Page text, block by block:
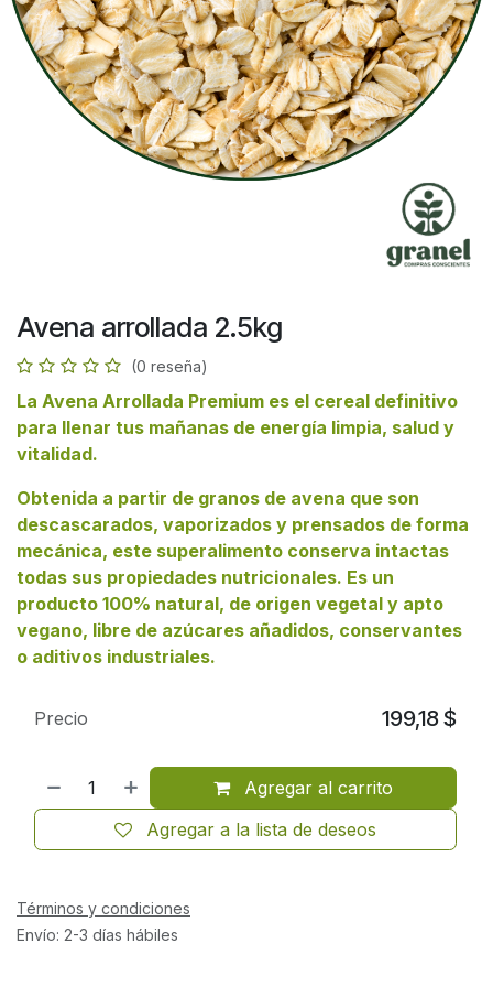
Avena arrollada 2.5kg
(0 reseña)
La Avena Arrollada Premium es el cereal definitivo
para llenar tus mañanas de energía limpia, salud y
vitalidad.
Obtenida a partir de granos de avena que son
descascarados, vaporizados y prensados de forma
mecánica, este superalimento conserva intactas
todas sus propiedades nutricionales. Es un
producto 100% natural, de origen vegetal y apto
vegano, libre de azúcares añadidos, conservantes
o aditivos industriales.
Agregar al carrito
Agregar a la lista de deseos
Precio 199,18$
Términos y condiciones
Envío: 2-3 días hábiles